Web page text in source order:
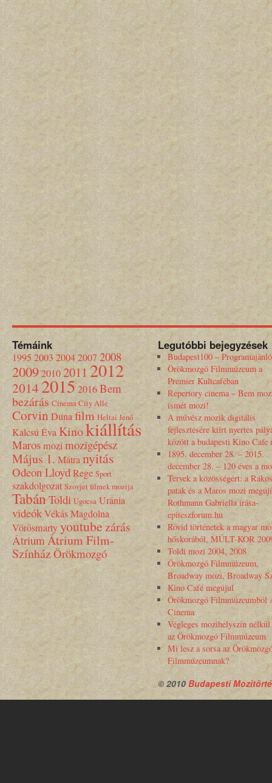
Témáink
1995 2003 20042007 2008
200920102011 2012
201420152016Bem
bezárás Cinema City Alle
CorvinDunafilm Heltai Jenő
Kalcsú ÉvaKinokiállítás
Marosmozimozigépész
Május 1. Mátranyitás
Odeon LloydRege Sport
szakdolgozat Szovjet filmek mozija
TabánToldi Ugocsa Uránia
videókVékás Magdolna
Vörösmartyyoutubezárás
Átrium Átrium Film-
SzínházÖrökmozgó
Legutóbbi bejegyzések
Budapest100 – Programajánló
Örökmozgó Filmmúzeum a
Premier Kultcaféban
Repertory cinema – Bem
ismét mozi!
A művész mozik digitális
fejlesztésére kiírt nyertes
között a budapesti Kino Cafe
1895. december 28. – 2015.
december 28. – 120 éves a
Tervek a közösségért: a
patak és a Maros mozi
Rothmann Gabriella írása-
epiteszforum.hu
Rövid történetek a magyar
hőskorából, MÚLT-KOR
Toldi mozi 2004, 2008
Örökmozgó Filmmúzeum,
Broadway mozi, Broadway
Kino Café megújul
Örökmozgó Filmmúzeumból
Cinema
Végleges mozihelyszín nélkül
az Örökmozgó Filmmúzeum
Mi lesz a sorsa az
Filmmúzeumnak?
© 2010 Budapesti